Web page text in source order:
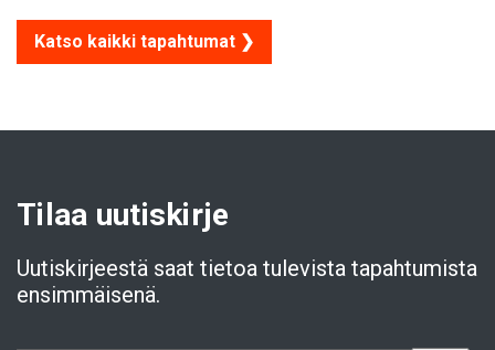
Katso kaikki tapahtumat ❯
Tilaa uutiskirje
Uutiskirjeestä saat tietoa tulevista tapahtumista
ensimmäisenä.